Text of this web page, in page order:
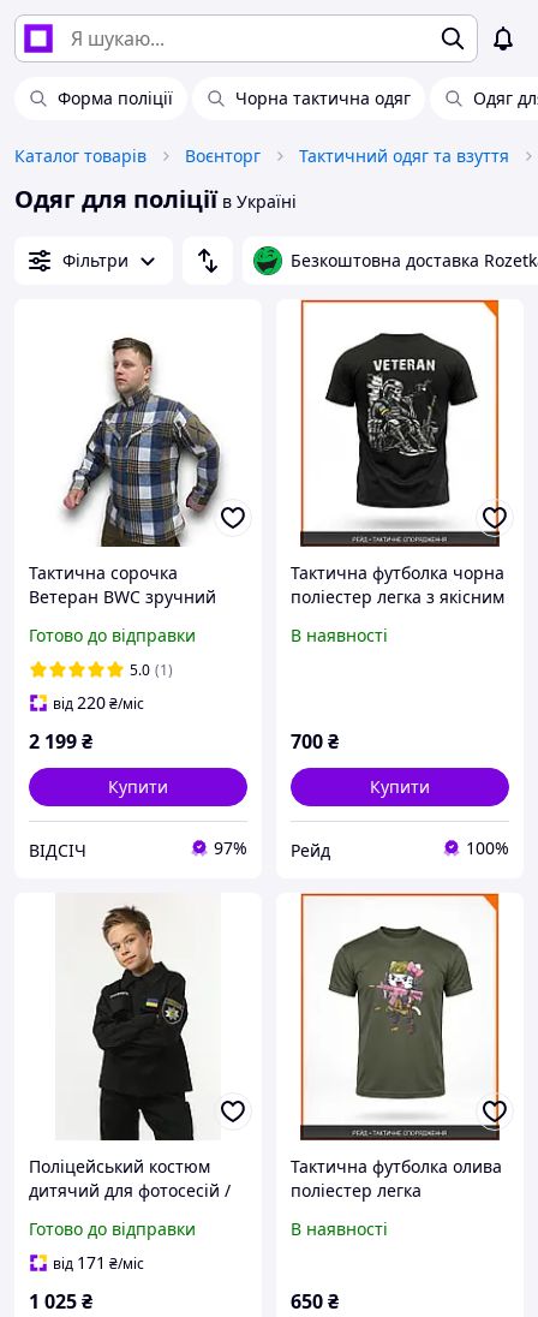
Форма поліції Чорна тактична одяг Одяг
Каталог товарів Воєнторг Тактичний одяг та взуття
Одяг для поліціїв Україні
Фільтри Безкоштовна доставка
Тактична сорочка
Ветеран BWC зручний
поліції та активного
відпочинку
Готово до відправки
5.0 (1)
від220₴/міс
2 199₴
Купити
ВІДСІЧ 97%
Тактична футболка чорна
поліестер легка з якісним
чоловічий для тренувань
В наявності
700₴
Купити
Рейд 100%
Поліцейський костюм
дитячий для фотосесій /
Костюм "Поліція" для
дитячого театру
Готово до відправки
від 171 ₴/міс
1 025₴
Тактична футболка олива
поліестер легка
тактичний одяг
В наявності
650₴